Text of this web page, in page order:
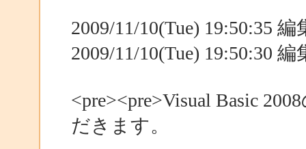
2009/11/10(Tue) 19:50:35
2009/11/10(Tue) 19:50:30
<pre><pre>Visual Basic
だきます。